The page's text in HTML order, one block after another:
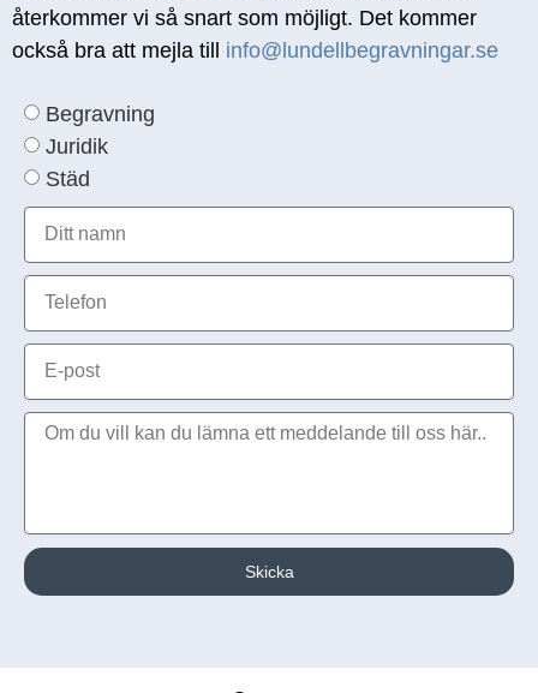
återkommer vi så snart som möjligt. Det kommer
också bra att mejla till info@lundellbegravningar.se
Begravning
Juridik
Städ
Skicka